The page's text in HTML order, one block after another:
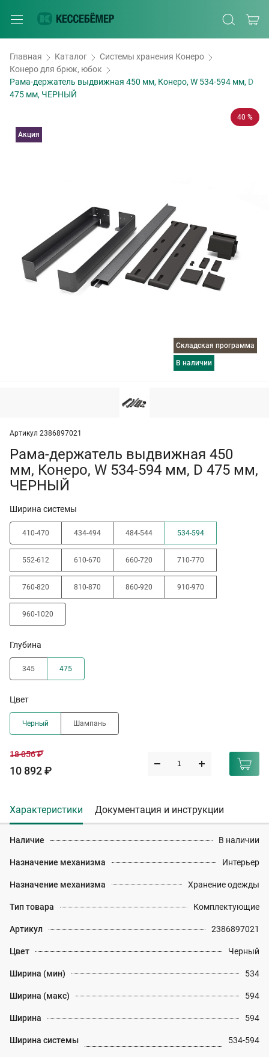
Главная Каталог
Системы хранения Конеро
Конеро для брюк, юбок
Рама-держатель выдвижная 450 мм, Конеро, W 534-594 мм, D
475 мм, ЧЕРНЫЙ
40 %
Складская программа
в наличии
Акция
Артикул 2386897021
Рама-держатель выдвижная 450
мм, Конеро, W 534-594 мм, D 475 мм,
ЧЕРНЫЙ
Ширина системы
410-470 434-494 484-544 534-594
552-612 610-670 660-720 710-770
760-820 810-870 860-920 910-970
960-1020
Глубина
345 475
Цвет
Черный Шампань
18 056 ₽
10 892 ₽
Характеристики Документация и инструкции
Наличие В наличии
Назначение механизма Интерьер
Назначение механизма Хранение одежды
Тип товара Комплектующие
Артикул 2386897021
Цвет Черный
Ширина (мин) 534
Ширина (макс) 594
Ширина 594
Ширина системы 534-594